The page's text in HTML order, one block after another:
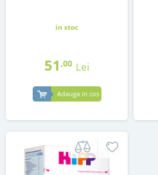
in stoc
51 ,00 Lei
Adauga in cos